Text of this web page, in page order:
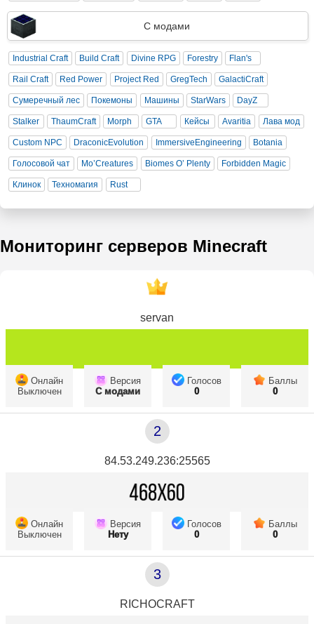
С модами
Industrial Craft Build Craft Divine RPG Forestry Flan's
Rail Craft Red Power Project Red GregTech GalactiCraft
Сумеречный лес Покемоны Машины StarWars DayZ
Stalker ThaumCraft Morph GTA Кейсы Avaritia Лава мод
Custom NPC DraconicEvolution ImmersiveEngineering Botania
Голосовой чат Mo’Creatures Biomes O’ Plenty Forbidden Magic
Клинок Техномагия Rust
Мониторинг серверов Minecraft
servan
Онлайн
Выключен
Версия
С модами
Голосов
0
Баллы
0
2
84.53.249.236:25565
Онлайн
Выключен
Версия
Нету
Голосов
0
Баллы
0
3
RICHOCRAFT